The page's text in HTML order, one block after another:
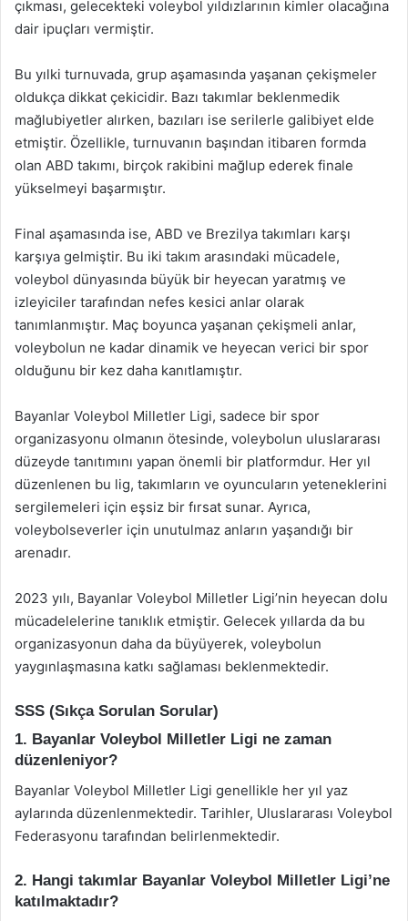
çıkması, gelecekteki voleybol yıldızlarının kimler olacağına
dair ipuçları vermiştir.
Bu yılki turnuvada, grup aşamasında yaşanan çekişmeler
oldukça dikkat çekicidir. Bazı takımlar beklenmedik
mağlubiyetler alırken, bazıları ise serilerle galibiyet elde
etmiştir. Özellikle, turnuvanın başından itibaren formda
olan ABD takımı, birçok rakibini mağlup ederek finale
yükselmeyi başarmıştır.
Final aşamasında ise, ABD ve Brezilya takımları karşı
karşıya gelmiştir. Bu iki takım arasındaki mücadele,
voleybol dünyasında büyük bir heyecan yaratmış ve
izleyiciler tarafından nefes kesici anlar olarak
tanımlanmıştır. Maç boyunca yaşanan çekişmeli anlar,
voleybolun ne kadar dinamik ve heyecan verici bir spor
olduğunu bir kez daha kanıtlamıştır.
Bayanlar Voleybol Milletler Ligi, sadece bir spor
organizasyonu olmanın ötesinde, voleybolun uluslararası
düzeyde tanıtımını yapan önemli bir platformdur. Her yıl
düzenlenen bu lig, takımların ve oyuncuların yeteneklerini
sergilemeleri için eşsiz bir fırsat sunar. Ayrıca,
voleybolseverler için unutulmaz anların yaşandığı bir
arenadır.
2023 yılı, Bayanlar Voleybol Milletler Ligi’nin heyecan dolu
mücadelelerine tanıklık etmiştir. Gelecek yıllarda da bu
organizasyonun daha da büyüyerek, voleybolun
yaygınlaşmasına katkı sağlaması beklenmektedir.
SSS (Sıkça Sorulan Sorular)
1. Bayanlar Voleybol Milletler Ligi ne zaman
düzenleniyor?
Bayanlar Voleybol Milletler Ligi genellikle her yıl yaz
aylarında düzenlenmektedir. Tarihler, Uluslararası Voleybol
Federasyonu tarafından belirlenmektedir.
2. Hangi takımlar Bayanlar Voleybol Milletler Ligi’ne
katılmaktadır?